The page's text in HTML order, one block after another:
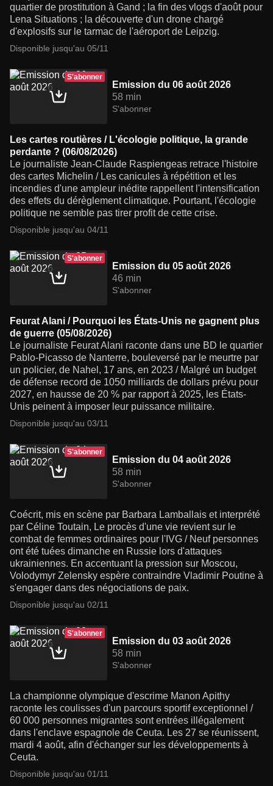
quartier de prostitution à Gand ; la fin des vlogs d'août pour
Lena Situations ; la découverte d'un drone chargé
d'explosifs sur le tarmac de l'aéroport de Leipzig.
Disponible jusqu'au 05/11
S'abonner
Emission du 06 août 2026
58 min
S'abonner
Les cartes routières / L'écologie politique, la grande
perdante ? (06/08/2026)
Le journaliste Jean-Claude Raspiengeas retrace l'histoire
des cartes Michelin / Les canicules à répétition et les
incendies d'une ampleur inédite rappellent l'intensification
des effets du dérèglement climatique. Pourtant, l'écologie
politique ne semble pas tirer profit de cette crise.
Disponible jusqu'au 04/11
S'abonner
Emission du 05 août 2026
46 min
S'abonner
Feurat Alani / Pourquoi les États-Unis ne gagnent plus
de guerre (05/08/2026)
Le journaliste Feurat Alani raconte dans une BD le quartier
Pablo-Picasso de Nanterre, bouleversé par le meurtre par
un policier, de Nahel, 17 ans, en 2023 / Malgré un budget
de défense record de 1050 milliards de dollars prévu pour
2027, en hausse de 20 % par rapport à 2025, les États-
Unis peinent à imposer leur puissance militaire.
Disponible jusqu'au 03/11
S'abonner
Emission du 04 août 2026
58 min
S'abonner
Coécrit, mis en scène par Barbara Lamballais et interprété
par Céline Toutain, Le procès d'une vie revient sur le
combat de femmes ordinaires pour l'IVG / Neuf personnes
ont été tuées dimanche en Russie lors d'attaques
ukrainiennes. En accentuant la pression sur Moscou,
Volodymyr Zelensky espère contraindre Vladimir Poutine à
s'engager dans des négociations de paix.
Disponible jusqu'au 02/11
S'abonner
Emission du 03 août 2026
58 min
S'abonner
La championne olympique d'escrime Manon Apithy
raconte les coulisses d'un parcours sportif exceptionnel /
60 000 personnes migrantes sont entrées illégalement
dans l'enclave espagnole de Ceuta. Les 27 se réunissent,
mardi 4 août, afin d'échanger sur les développements à
Ceuta.
Disponible jusqu'au 01/11